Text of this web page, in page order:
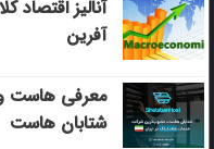
آنالیز اقتصاد
آفرین
معرفی هاست
شتابان هاست